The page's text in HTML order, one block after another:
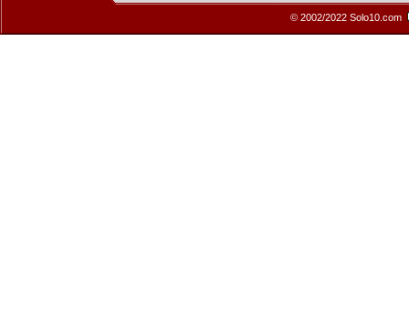
© 2002/2022 Solo10.com